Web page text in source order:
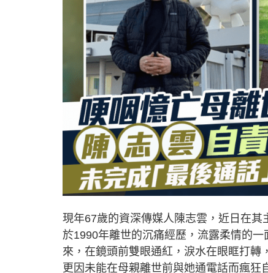
現年67歲的資深傳媒人陳志雲，近日在
於1990年離世的沉痛經歷，流露柔情的
來，在鏡頭前雙眼通紅，淚水在眼眶打轉
更因未能在母親離世前與她通電話而瘋狂